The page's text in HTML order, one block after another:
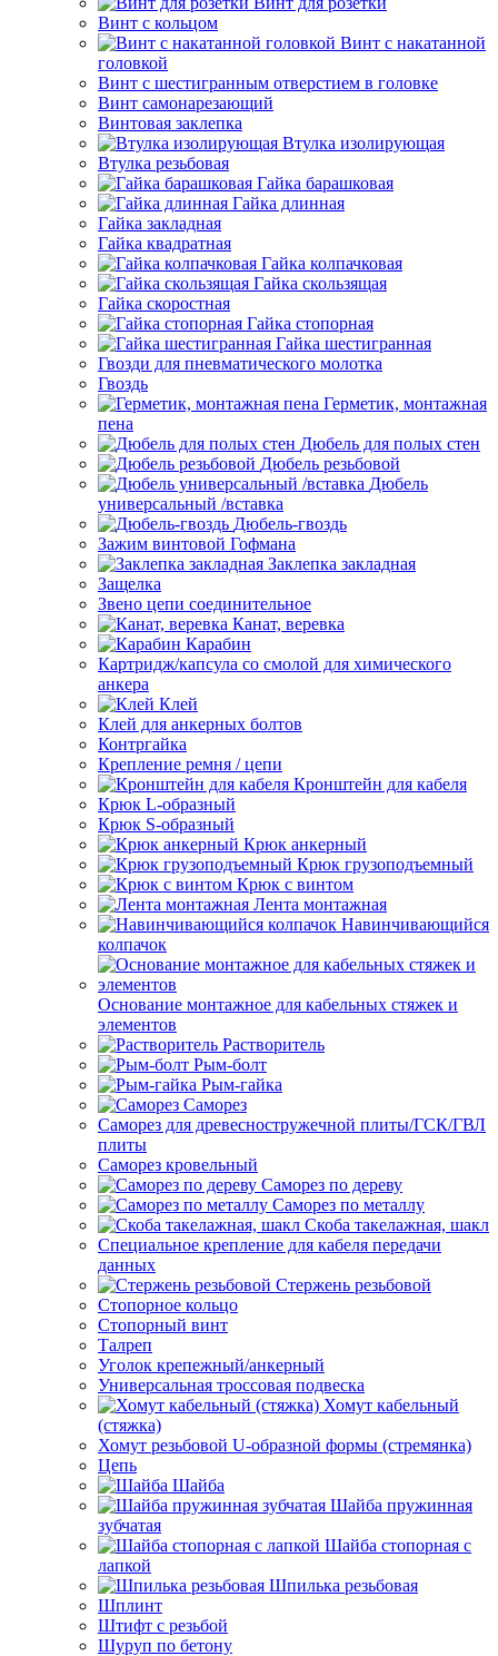
Винт с кольцом
Винт с накатанной
головкой
Винт с шестигранным отверстием в головке
Винт самонарезающий
Винтовая заклепка
Втулка изолирующая
Втулка резьбовая
Гайка барашковая
Гайка длинная
Гайка закладная
Гайка квадратная
Гайка колпачковая
Гайка скользящая
Гайка скоростная
Гайка стопорная
Гайка шестигранная
Гвозди для пневматического молотка
Гвоздь
Герметик, монтажная
пена
Дюбель для полых стен
Дюбель резьбовой
Дюбель
универсальный /вставка
Дюбель-гвоздь
Зажим винтовой Гофмана
Заклепка закладная
Защелка
Звено цепи соединительное
Канат, веревка
Карабин
Картридж/капсула со смолой для химического
анкера
Клей
Клей для анкерных болтов
Контргайка
Крепление ремня / цепи
Кронштейн для кабеля
Крюк L-образный
Крюк S-образный
Крюк анкерный
Крюк грузоподъемный
Крюк с винтом
Лента монтажная
Навинчивающийся
колпачок
Основание монтажное для кабельных стяжек и
элементов
Растворитель
Рым-болт
Рым-гайка
Саморез
Саморез для древесностружечной плиты/ГСК/ГВЛ
плиты
Саморез кровельный
Саморез по дереву
Саморез по металлу
Скоба такелажная, шакл
Специальное крепление для кабеля передачи
данных
Стержень резьбовой
Стопорное кольцо
Стопорный винт
Талреп
Уголок крепежный/анкерный
Универсальная троссовая подвеска
Хомут кабельный
(стяжка)
Хомут резьбовой U-образной формы (стремянка)
Цепь
Шайба
Шайба пружинная
зубчатая
Шайба стопорная с
лапкой
Шпилька резьбовая
Шплинт
Штифт с резьбой
Шуруп по бетону